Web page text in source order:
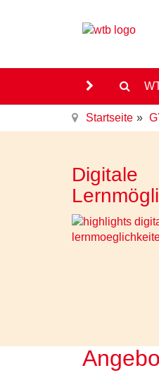
Startseite
Digitale